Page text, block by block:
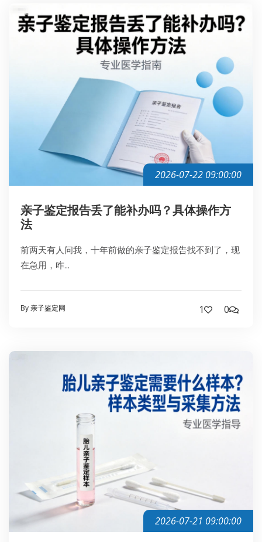
2026-07-22 09:00:00
亲子鉴定报告丢了能补办吗？具体操作方
法
前两天有人问我，十年前做的亲子鉴定报告找不到了，现
在急用，咋...
By 亲子鉴定网 1 0
2026-07-21 09:00:00